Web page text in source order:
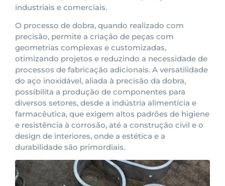
industriais e comerciais.
O processo de dobra, quando realizado com
precisão, permite a criação de peças com
geometrias complexas e customizadas,
otimizando projetos e reduzindo a necessidade de
processos de fabricação adicionais. A versatilidade
do aço inoxidável, aliada à precisão da dobra,
possibilita a produção de componentes para
diversos setores, desde a indústria alimentícia e
farmacêutica, que exigem altos padrões de higiene
e resistência à corrosão, até a construção civil e o
design de interiores, onde a estética e a
durabilidade são primordiais.